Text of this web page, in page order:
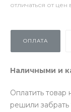
отличаться от
ОПЛАТА
Наличными и
Оплатить
решили забрать